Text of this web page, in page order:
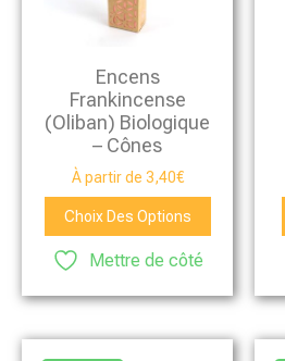
Encens
Frankincense
(Oliban) Biologique
– Cônes
À partir de 3,40€
Choix Des Options
Mettre de côté